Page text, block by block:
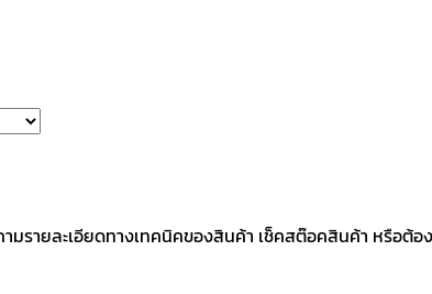
มรายละเอียดทางเทคนิคของสินค้า เช็คสต๊อคสินค้า หรือ